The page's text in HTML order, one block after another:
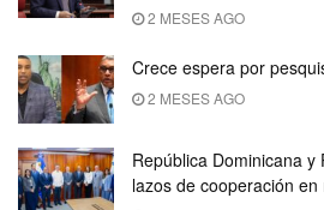
2 MESES AGO
Crece espera por
2 MESES AGO
República Dominicana y
lazos de cooperación